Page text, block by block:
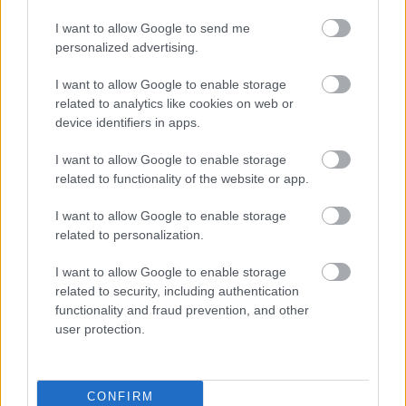
I want to allow Google to send me
personalized advertising.
I want to allow Google to enable storage
related to analytics like cookies on web or
device identifiers in apps.
I want to allow Google to enable storage
related to functionality of the website or app.
I want to allow Google to enable storage
related to personalization.
I want to allow Google to enable storage
related to security, including authentication
functionality and fraud prevention, and other
user protection.
CONFIRM
Bastianini közvetlenül honfitársa mögött, tőle 17
ezreddel elmaradva végzett. Az utolsóként
továbbjutó Jack Millertől 243 ezredre volt, ettől
függetlenül optimista a későbbieket illetően. Azt
viszont hangsúlyozta, hogy a Balaton Parkon
könnyen el lehet csúszni egy banánhéjon, hiszen
a pálya ebből a szempontból nem túl
megbocsátó, emellett Quartararót sem írja le.
„Hogy őszinte legyek, nehéz itt [a helyzet] –